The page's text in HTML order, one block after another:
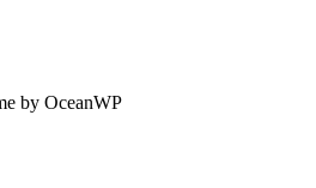
by OceanWP